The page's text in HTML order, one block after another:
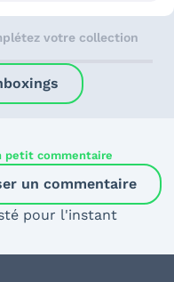
votre collection
petit commentaire
un commentaire
pour l'instant